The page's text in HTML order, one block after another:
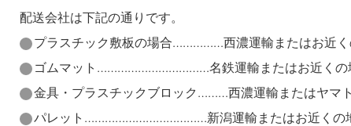
配送会社は下記の通りです。
プラスチック敷板の場合……………西濃運輸またはお近く
ゴムマット……………………………名鉄運輸またはお近くの
金具・プラスチックブロック………西濃運輸またはヤマ
パレット………………………………新潟運輸またはお近くの